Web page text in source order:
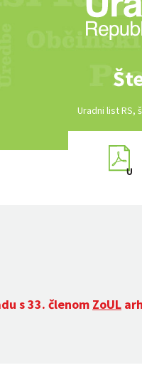
Uradni list RS,
s 33. členom ZoUL